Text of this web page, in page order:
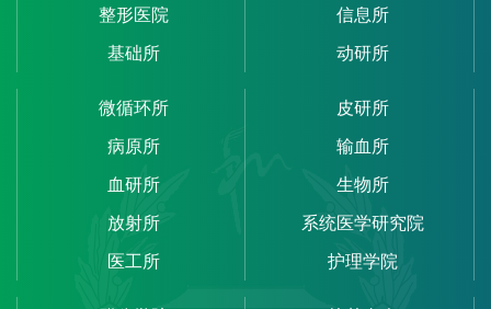
整形医院
基础所
信息所
动研所
微循环所
病原所
血研所
放射所
医工所
皮研所
输血所
生物所
系统医学研究院
护理学院